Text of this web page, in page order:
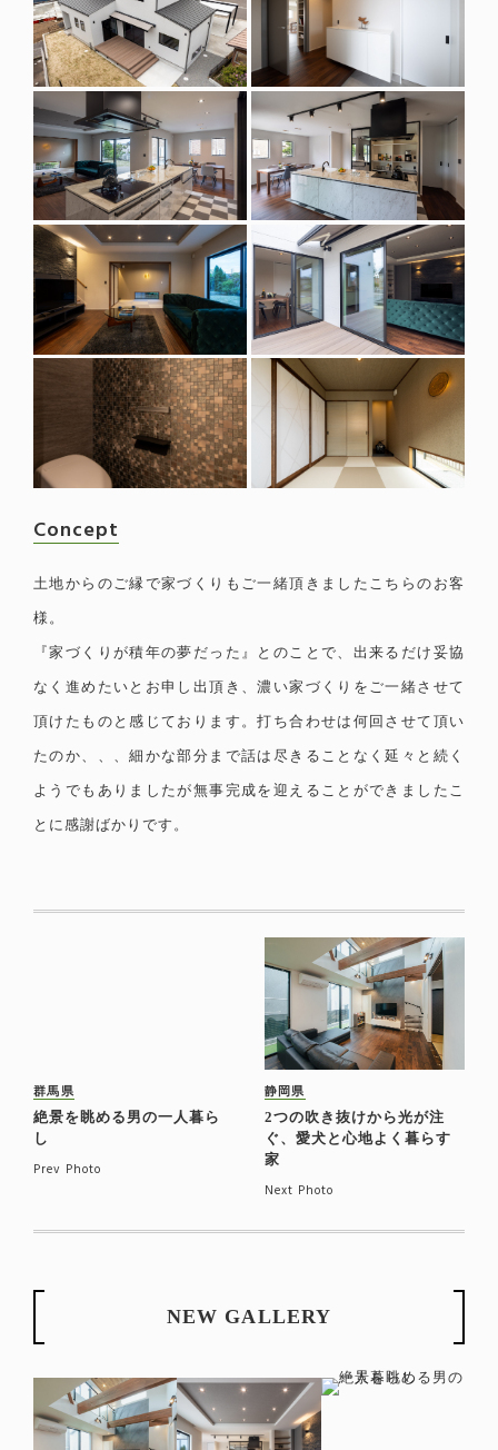
Concept
土地からのご縁で家づくりもご一緒頂きましたこちらのお客
様。
『家づくりが積年の夢だった』とのことで、出来るだけ妥協
なく進めたいとお申し出頂き、濃い家づくりをご一緒させて
頂けたものと感じております。打ち合わせは何回させて頂い
たのか、、、細かな部分まで話は尽きることなく延々と続く
ようでもありましたが無事完成を迎えることができましたこ
とに感謝ばかりです。
群馬県
絶景を眺める男の一人暮ら
し
Prev Photo
静岡県
2つの吹き抜けから光が注
ぐ、愛犬と心地よく暮らす
家
Next Photo
NEW GALLERY